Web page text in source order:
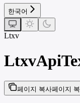
한국어
Ltxv
페이지 복사페이지